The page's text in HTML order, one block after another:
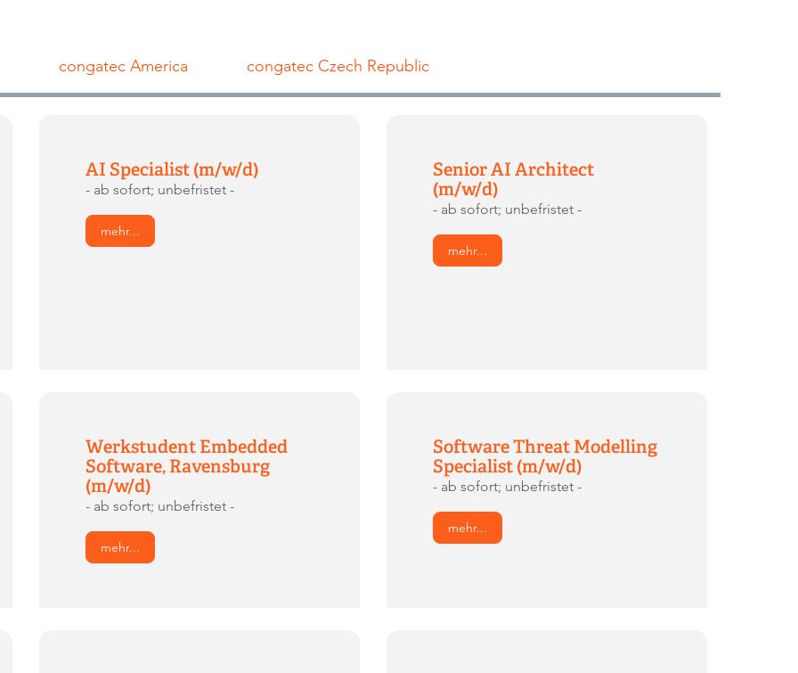
congatec America congatec Czech Republic
AI Specialist (m/w/d)
- ab sofort; unbefristet -
mehr...
Senior AI Architect
(m/w/d)
- ab sofort; unbefristet -
mehr...
Werkstudent Embedded
Software, Ravensburg
(m/w/d)
- ab sofort; unbefristet -
mehr...
Software Threat Modelling
Specialist (m/w/d)
- ab sofort; unbefristet -
mehr...